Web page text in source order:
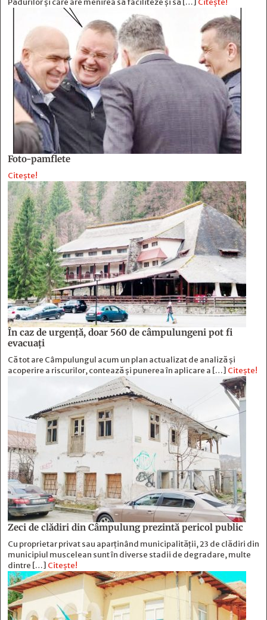
Pădurilor și care are menirea să faciliteze și să […] Citește!
Foto-pamflete
Citește!
În caz de urgență, doar 560 de câmpulungeni pot fi
evacuați
Că tot are Câmpulungul acum un plan actualizat de analiză și
acoperire a riscurilor, contează și punerea în aplicare a […] Citește!
Zeci de clădiri din Câmpulung prezintă pericol public
Cu proprietar privat sau aparținând municipalității, 23 de clădiri din
municipiul muscelean sunt în diverse stadii de degradare, multe
dintre […] Citește!